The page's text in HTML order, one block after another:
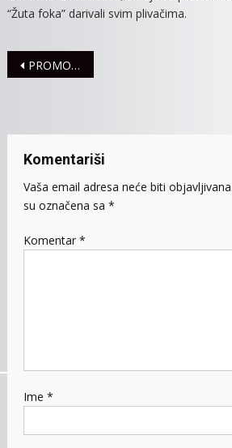
“Žuta foka” darivali svim plivačima.
Navigacija
PROMOCIJA EVROPSKOG DNEVNIKA
Komentariši
Vaša email adresa neće biti objavljivana.
su označena sa *
Komentar *
Ime *